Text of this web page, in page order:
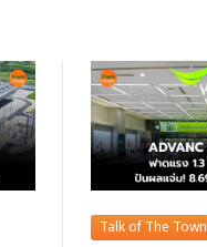
Talk of The Town